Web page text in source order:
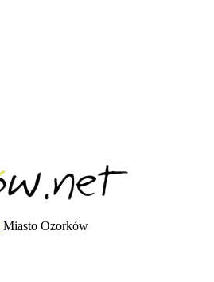
Miasto Ozorków